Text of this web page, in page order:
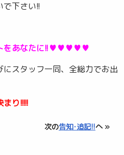
で下さい!!
トをあなたに!!♥♥♥♥♥
スタッフ一同、全総力でお出
り!!!!!
次の告知･追記!!へ »